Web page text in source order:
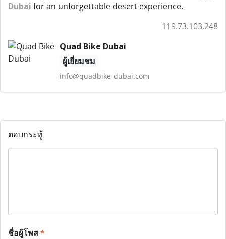
Dubai for an unforgettable desert experience.
119.73.103.248
Quad Bike Dubai
ผู้เยี่ยมชม
info@quadbike-dubai.com
ตอบกระทู้
ชื่อผู้โพส*